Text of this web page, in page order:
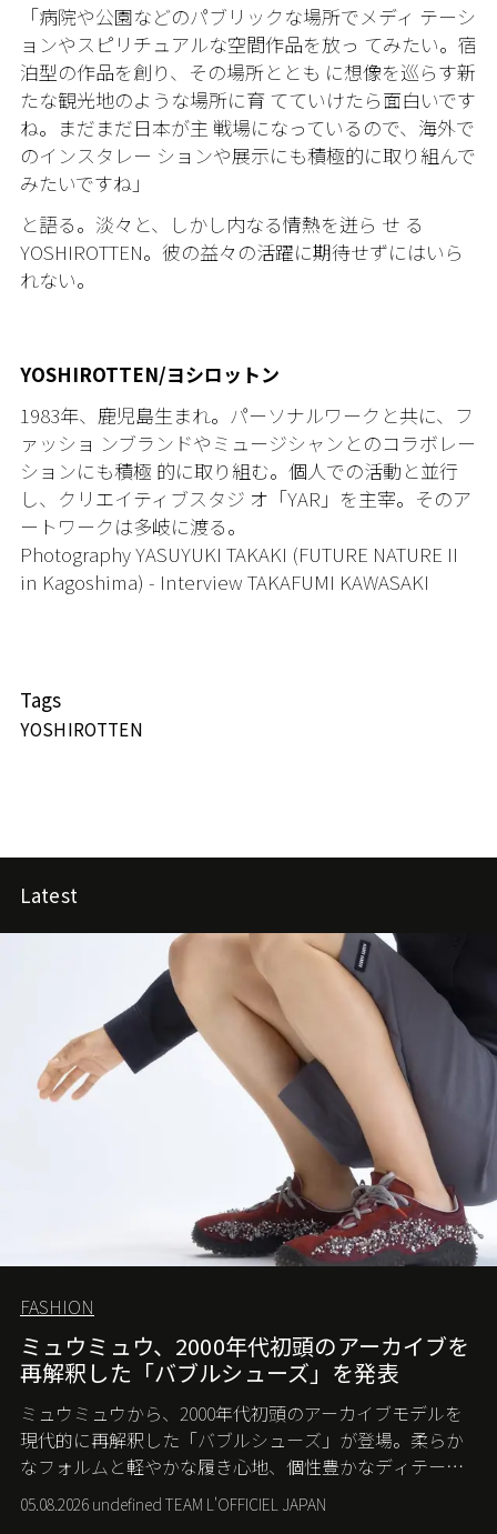
「病院や公園などのパブリックな場所でメディ テーシ
ョンやスピリチュアルな空間作品を放っ てみたい。宿
泊型の作品を創り、その場所ととも に想像を巡らす新
たな観光地のような場所に育 てていけたら面白いです
ね。まだまだ日本が主 戦場になっているので、海外で
のインスタレー ションや展示にも積極的に取り組んで
みたいですね」
と語る。淡々と、しかし内なる情熱を迸ら せ る
YOSHIROTTEN。彼の益々の活躍に期待せずにはいら
れない。
YOSHIROTTEN/ヨシロットン
1983年、鹿児島生まれ。パーソナルワークと共に、フ
ァッショ ンブランドやミュージシャンとのコラボレー
ションにも積極 的に取り組む。個人での活動と並行
し、クリエイティブスタジ オ「YAR 」を主宰。そのア
ートワークは多岐に渡る。
PhotographyYASUYUKI TAKAKI (FUTURE NATURE II
in Kagoshima) - Interview TAKAFUMI KAWASAKI
Tags
YOSHIROTTEN
Latest
FASHION
ミュウミュウ、2000年代初頭のアーカイブを
再解釈した「バブルシューズ」を発表
ミュウミュウから、2000年代初頭のアーカイブモデルを
現代的に再解釈した「バブルシューズ」が登場。柔らか
なフォルムと軽やかな履き心地、個性豊かなディテール
が、スポーツウェアの美学に新たな表情を添える。
05.08.2026 undefined TEAM L'OFFICIEL JAPAN